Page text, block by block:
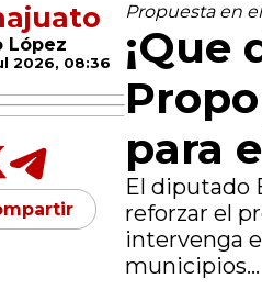
López
2026, 08:36
Propuesta en
¡Que
para
El diputado
reforzar el
intervenga
municipios...